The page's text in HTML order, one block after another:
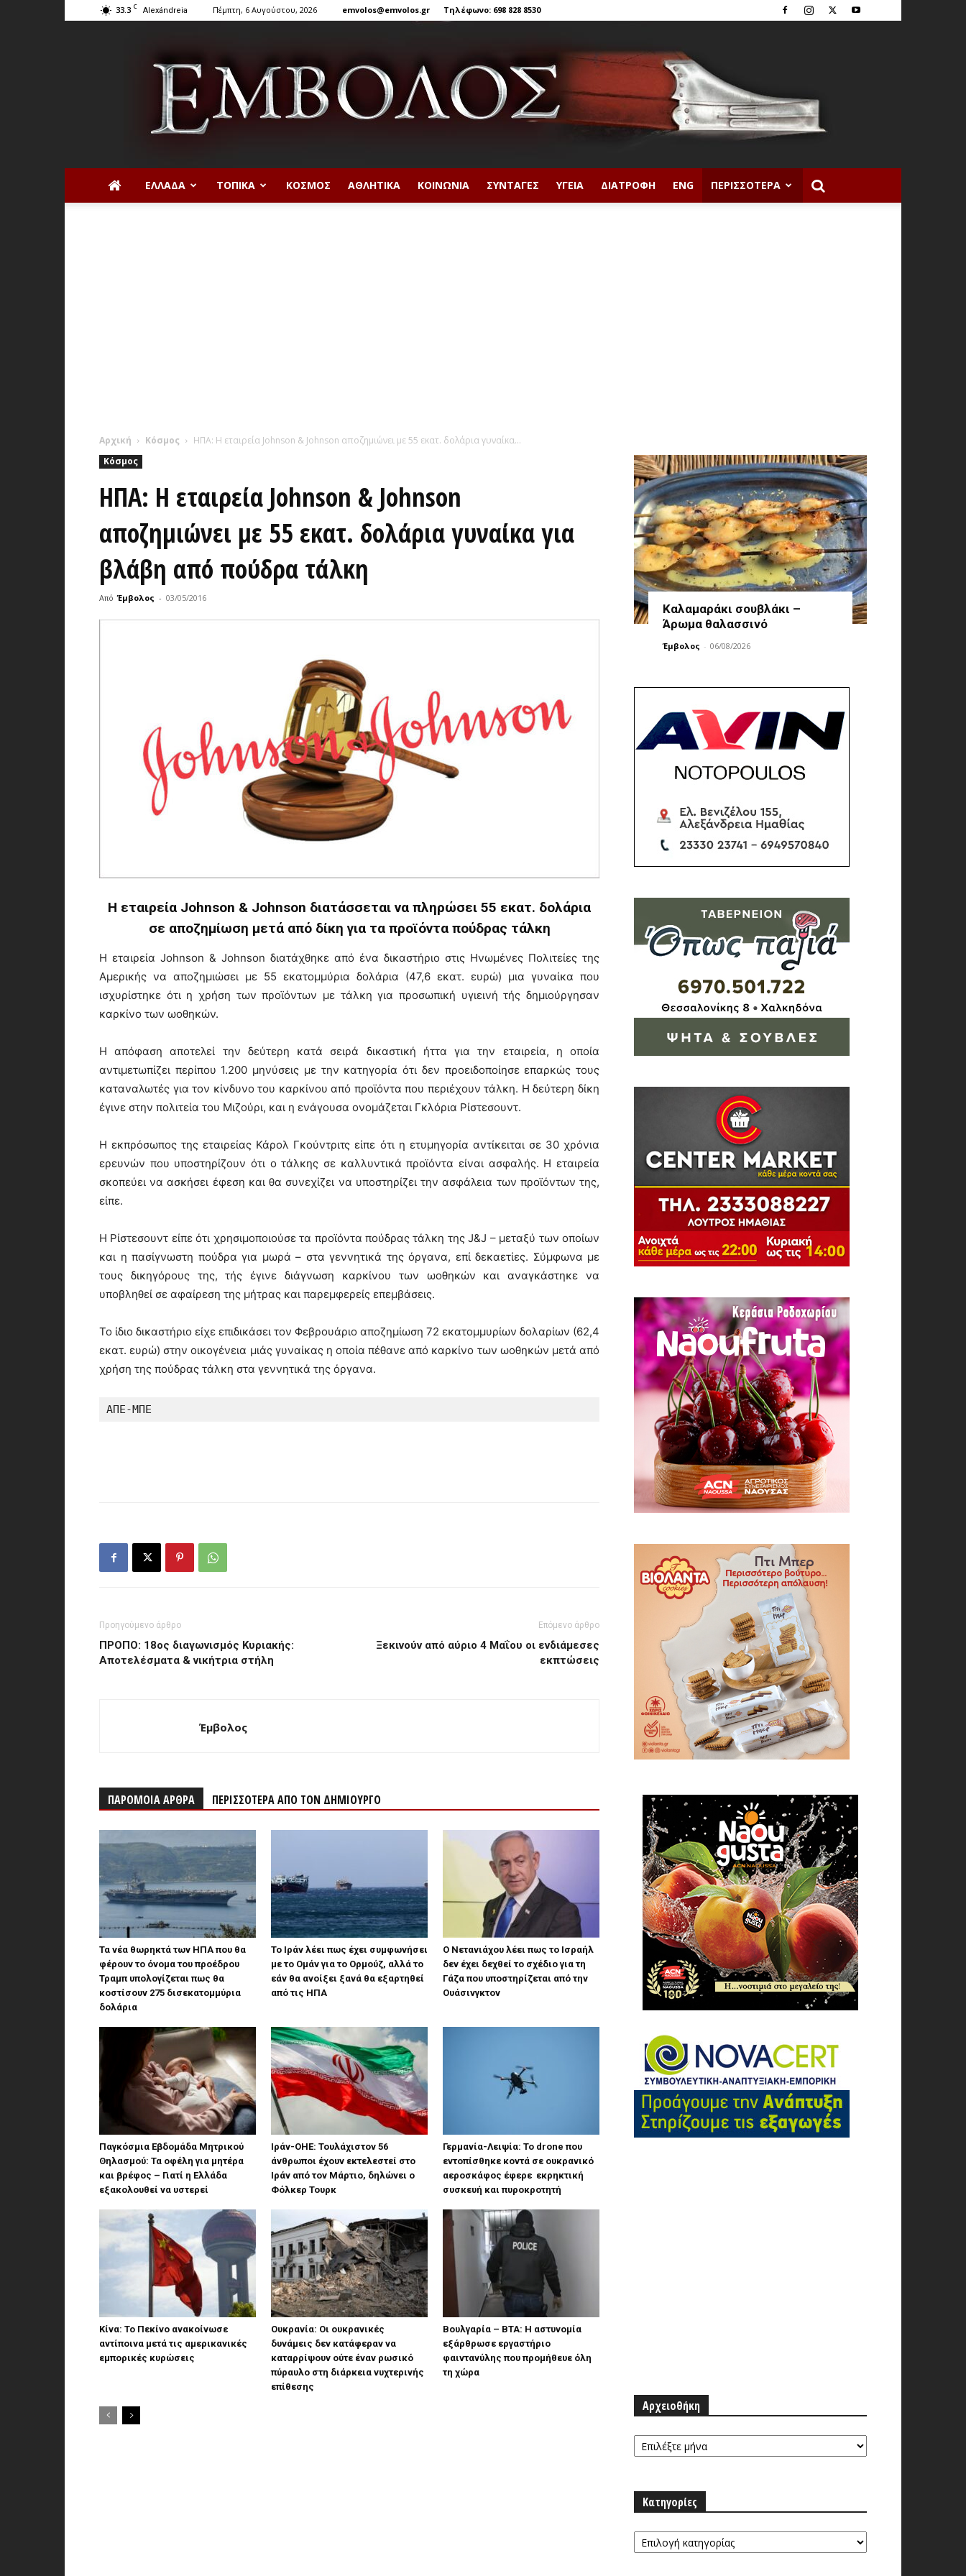
33.3 C Alexándreia Πέμπτη, 6 Αυγούστου, 2026 emvolos@emvolos.gr Τηλέφωνο: 698 828 8530
ΕΛΛΆΔΑ ΤΟΠΙΚΆ ΚΌΣΜΟΣ ΑΘΛΗΤΙΚΆ ΚΟΙΝΩΝΊΑ ΣΥΝΤΑΓΈΣ ΥΓΕΊΑ ΔΙΑΤΡΟΦΉ ENG ΠΕΡΙΣΣΌΤΕΡΑ
Αρχική Κόσμος
ΗΠΑ: Η εταιρεία Johnson & Johnson αποζημιώνει με 55 εκατ. δολάρια γυναίκα...
Κόσμος
ΗΠΑ: Η εταιρεία Johnson & Johnson
αποζημιώνει με 55 εκατ. δολάρια γυναίκα για
βλάβη από πούδρα τάλκη
Από Έμβολος - 03/05/2016
Η εταιρεία Johnson & Johnson διατάσσεται να πληρώσει 55 εκατ. δολάρια
σε αποζημίωση μετά από δίκη για τα προϊόντα πούδρας τάλκη
Η εταιρεία Johnson & Johnson διατάχθηκε από ένα δικαστήριο στις Ηνωμένες Πολιτείες της
Αμερικής να αποζημιώσει με 55 εκατομμύρια δολάρια (47,6 εκατ. ευρώ) μια γυναίκα που
ισχυρίστηκε ότι η χρήση των προϊόντων με τάλκη για προσωπική υγιεινή τής δημιούργησαν
καρκίνο των ωοθηκών.
Η απόφαση αποτελεί την δεύτερη κατά σειρά δικαστική ήττα για την εταιρεία, η οποία
αντιμετωπίζει περίπου 1.200 μηνύσεις με την κατηγορία ότι δεν προειδοποίησε επαρκώς τους
καταναλωτές για τον κίνδυνο του καρκίνου από προϊόντα που περιέχουν τάλκη. Η δεύτερη δίκη
έγινε στην πολιτεία του Μιζούρι, και η ενάγουσα ονομάζεται Γκλόρια Ρίστεσουντ.
Η εκπρόσωπος της εταιρείας Κάρολ Γκούντριτς είπε ότι η ετυμηγορία αντίκειται σε 30 χρόνια
ερευνών που υποστηρίζουν ότι ο τάλκης σε καλλυντικά προϊόντα είναι ασφαλής. Η εταιρεία
σκοπεύει να ασκήσει έφεση και θα συνεχίζει να υποστηρίζει την ασφάλεια των προϊόντων της,
είπε.
Η Ρίστεσουντ είπε ότι χρησιμοποιούσε τα προϊόντα πούδρας τάλκη της J&J – μεταξύ των οποίων
και η πασίγνωστη πούδρα για μωρά – στα γεννητικά της όργανα, επί δεκαετίες. Σύμφωνα με
τους δικηγόρους της, τής έγινε διάγνωση καρκίνου των ωοθηκών και αναγκάστηκε να
υποβληθεί σε αφαίρεση της μήτρας και παρεμφερείς επεμβάσεις.
Το ίδιο δικαστήριο είχε επιδικάσει τον Φεβρουάριο αποζημίωση 72 εκατομμυρίων δολαρίων (62,4
εκατ. ευρώ) στην οικογένεια μιάς γυναίκας η οποία πέθανε από καρκίνο των ωοθηκών μετά από
χρήση της πούδρας τάλκη στα γεννητικά της όργανα.
ΑΠΕ-ΜΠΕ
Προηγούμενο άρθρο
ΠΡΟΠΟ: 18ος διαγωνισμός Κυριακής:
Αποτελέσματα & νικήτρια στήλη
Επόμενο άρθρο
Ξεκινούν από αύριο 4 Μαΐου οι ενδιάμεσες
εκπτώσεις
Έμβολος
ΠΑΡΟΜΟΙΑ ΑΡΘΡΑ ΠΕΡΙΣΣΟΤΕΡΑ ΑΠΟ ΤΟΝ ΔΗΜΙΟΥΡΓΟ
Τα νέα θωρηκτά των ΗΠΑ που θα
φέρουν το όνομα του προέδρου
Τραμπ υπολογίζεται πως θα
κοστίσουν 275 δισεκατομμύρια
δολάρια
Το Ιράν λέει πως έχει συμφωνήσει
με το Ομάν για το Ορμούζ, αλλά το
εάν θα ανοίξει ξανά θα εξαρτηθεί
από τις ΗΠΑ
Ο Νετανιάχου λέει πως το Ισραήλ
δεν έχει δεχθεί το σχέδιο για τη
Γάζα που υποστηρίζεται από την
Ουάσινγκτον
Παγκόσμια Εβδομάδα Μητρικού
Θηλασμού: Τα οφέλη για μητέρα
και βρέφος – Γιατί η Ελλάδα
εξακολουθεί να υστερεί
Ιράν-ΟΗΕ: Τουλάχιστον 56
άνθρωποι έχουν εκτελεστεί στο
Ιράν από τον Μάρτιο, δηλώνει ο
Φόλκερ Τουρκ
Γερμανία-Λειψία: Το drone που
εντοπίσθηκε κοντά σε ουκρανικό
αεροσκάφος έφερε εκρηκτική
συσκευή και πυροκροτητή
Κίνα: Το Πεκίνο ανακοίνωσε
αντίποινα μετά τις αμερικανικές
εμπορικές κυρώσεις
Ουκρανία: Οι ουκρανικές
δυνάμεις δεν κατάφεραν να
καταρρίψουν ούτε έναν ρωσικό
πύραυλο στη διάρκεια νυχτερινής
επίθεσης
Βουλγαρία – ΒΤΑ: Η αστυνομία
εξάρθρωσε εργαστήριο
φαιντανύλης που προμήθευε όλη
τη χώρα
Καλαμαράκι σουβλάκι –
Άρωμα θαλασσινό
Έμβολος - 06/08/2026
Αρχειοθήκη
Αρχειοθήκη
Κατηγορίες
Κατηγορίες